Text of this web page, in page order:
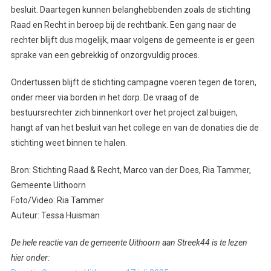
besluit. Daartegen kunnen belanghebbenden zoals de stichting
Raad en Recht in beroep bij de rechtbank. Een gang naar de
rechter blijft dus mogelijk, maar volgens de gemeente is er geen
sprake van een gebrekkig of onzorgvuldig proces.
Ondertussen blijft de stichting campagne voeren tegen de toren,
onder meer via borden in het dorp. De vraag of de
bestuursrechter zich binnenkort over het project zal buigen,
hangt af van het besluit van het college en van de donaties die de
stichting weet binnen te halen.
Bron: Stichting Raad & Recht, Marco van der Does, Ria Tammer,
Gemeente Uithoorn
Foto/Video: Ria Tammer
Auteur: Tessa Huisman
De hele reactie van de gemeente Uithoorn aan Streek44 is te lezen
hier onder: